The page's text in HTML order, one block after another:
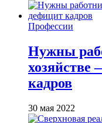
Профессии
Нужны
кадров
30 мая 2022